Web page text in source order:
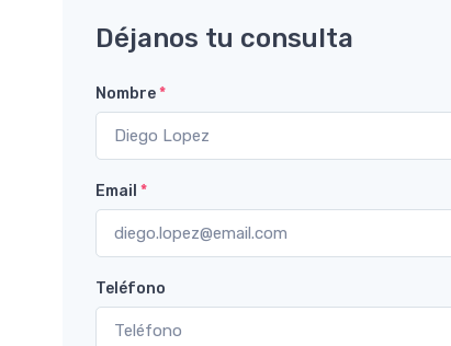
Déjanos tu consulta
Nombre*
Email *
Teléfono